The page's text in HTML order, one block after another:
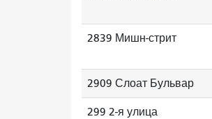
2839 Мишн-стрит
2909 Слоат Бульвар
299 2-я улица